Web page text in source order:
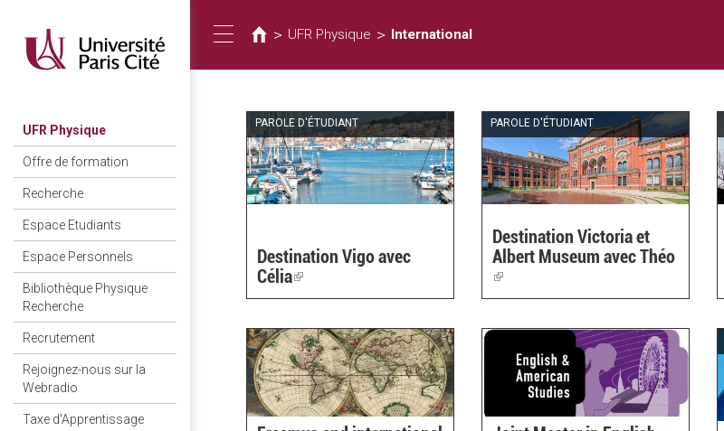
main
content
UFR Physique
Offre de formation
Recherche
Espace Etudiants
Espace Personnels
Bibliothèque Physique
Recherche
Recrutement
Rejoignez-nous sur la
Webradio
Taxe d'Apprentissage
Toggle
navigation
are
here
> UFR Physique > International
PAROLE D'ÉTUDIANT
Destination Vigo avec
Célia(link
is
PAROLE D'ÉTUDIANT
Destination Victoria et
Albert Museum avec Théo
(link
is